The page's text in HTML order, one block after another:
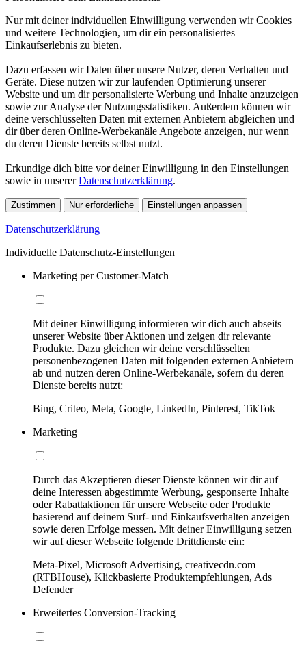
Nur mit deiner individuellen Einwilligung verwenden wir Cookies
und weitere Technologien, um dir ein personalisiertes
Einkaufserlebnis zu bieten.
Dazu erfassen wir Daten über unsere Nutzer, deren Verhalten und
Geräte. Diese nutzen wir zur laufenden Optimierung unserer
Website und um dir personalisierte Werbung und Inhalte anzuzeigen
sowie zur Analyse der Nutzungsstatistiken. Außerdem können wir
deine verschlüsselten Daten mit externen Anbietern abgleichen und
dir über deren Online-Werbekanäle Angebote anzeigen, nur wenn
du deren Dienste bereits selbst nutzt.
Erkundige dich bitte vor deiner Einwilligung in den Einstellungen
sowie in unsererDatenschutzerklärung.
Zustimmen Nur erforderliche Einstellungen anpassen
Datenschutzerklärung
Individuelle Datenschutz-Einstellungen
Marketing per Customer-Match
Mit deiner Einwilligung informieren wir dich auch abseits
unserer Website über Aktionen und zeigen dir relevante
Produkte. Dazu gleichen wir deine verschlüsselten
personenbezogenen Daten mit folgenden externen Anbietern
ab und nutzen deren Online-Werbekanäle, sofern du deren
Dienste bereits nutzt:
Bing, Criteo, Meta, Google, LinkedIn, Pinterest, TikTok
Marketing
Durch das Akzeptieren dieser Dienste können wir dir auf
deine Interessen abgestimmte Werbung, gesponserte Inhalte
oder Rabattaktionen für unsere Webseite oder Produkte
basierend auf deinem Surf- und Einkaufsverhalten anzeigen
sowie deren Erfolge messen. Mit deiner Einwilligung setzen
wir auf dieser Webseite folgende Drittdienste ein:
Meta-Pixel, Microsoft Advertising, creativecdn.com
(RTBHouse), Klickbasierte Produktempfehlungen, Ads
Defender
Erweitertes Conversion-Tracking